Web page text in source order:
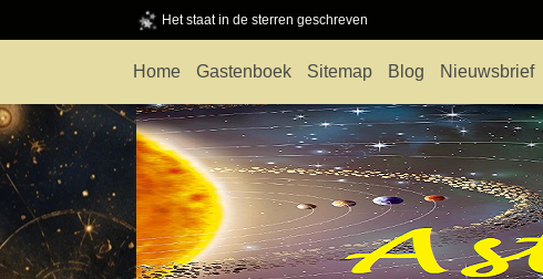
Het staat in de sterren geschreven
Home Gastenboek Sitemap Blog Nieuwsbrief